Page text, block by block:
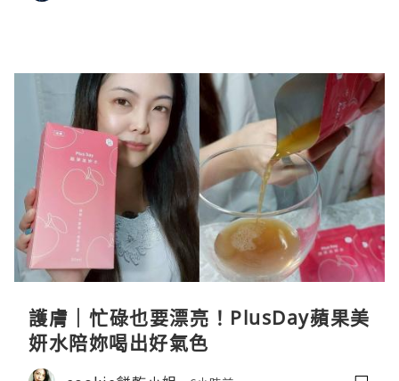
護膚｜忙碌也要漂亮！PlusDay蘋果美
妍水陪妳喝出好氣色